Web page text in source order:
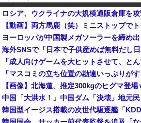
【悲報】日本の歴史、ついに『崩壊』し
ヨーロッパが中国製メガソーラーを締め